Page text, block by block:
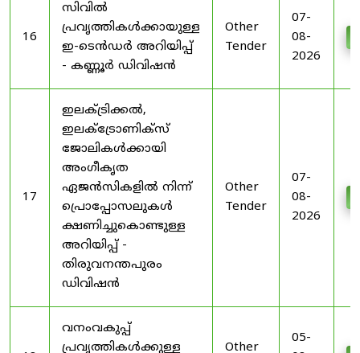
16
സിവിൽ
പ്രവൃത്തികൾക്കായുള്ള
ഇ-ടെൻഡർ അറിയിപ്പ്
- കണ്ണൂർ ഡിവിഷൻ
Other
Tender
07-
08-
2026
17
ഇലക്ട്രിക്കൽ,
ഇലക്ട്രോണിക്സ്
ജോലികൾക്കായി
അംഗീകൃത
ഏജൻസികളിൽ നിന്ന്
പ്രൊപ്പോസലുകൾ
ക്ഷണിച്ചുകൊണ്ടുള്ള
അറിയിപ്പ് -
തിരുവനന്തപുരം
ഡിവിഷൻ
Other
Tender
07-
08-
2026
വനംവകുപ്പ്
പ്രവൃത്തികൾക്കുള്ള
Other
05-